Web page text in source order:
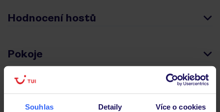
Souhlas Detaily Více o cookies
Hodnocení hostů
Pokoje